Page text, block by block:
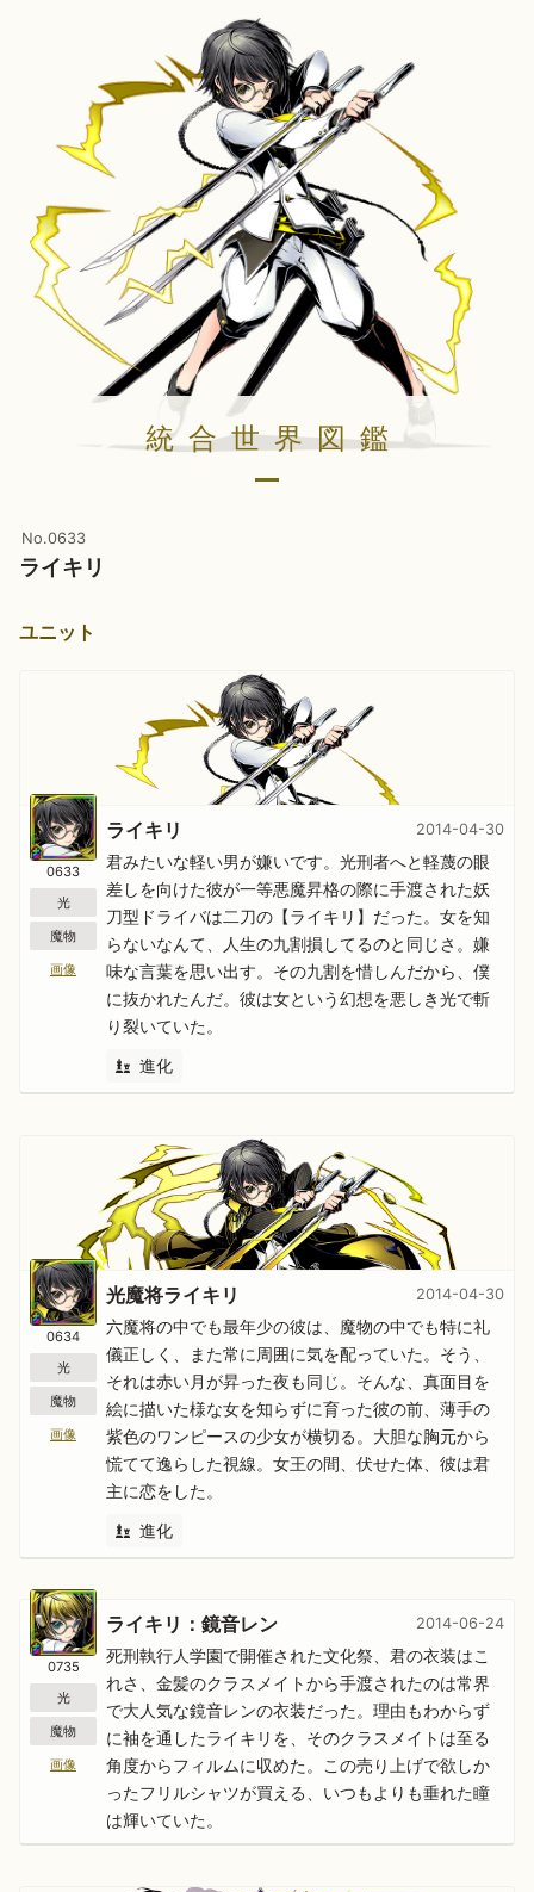
統合世界図鑑
No.0633
ライキリ
ユニット
0633
光
魔物
画像
ライキリ 2014-04-30
君みたいな軽い男が嫌いです。光刑者へと軽蔑の眼
差しを向けた彼が一等悪魔昇格の際に手渡された妖
刀型ドライバは二刀の【ライキリ】だった。女を知
らないなんて、人生の九割損してるのと同じさ。嫌
味な言葉を思い出す。その九割を惜しんだから、僕
に抜かれたんだ。彼は女という幻想を悪しき光で斬
り裂いていた。
進化
0634
光
魔物
画像
光魔将ライキリ 2014-04-30
六魔将の中でも最年少の彼は、魔物の中でも特に礼
儀正しく、また常に周囲に気を配っていた。そう、
それは赤い月が昇った夜も同じ。そんな、真面目を
絵に描いた様な女を知らずに育った彼の前、薄手の
紫色のワンピースの少女が横切る。大胆な胸元から
慌てて逸らした視線。女王の間、伏せた体、彼は君
主に恋をした。
進化
0735
光
魔物
画像
ライキリ：鏡音レン 2014-06-24
死刑執行人学園で開催された文化祭、君の衣装はこ
れさ、金髪のクラスメイトから手渡されたのは常界
で大人気な鏡音レンの衣装だった。理由もわからず
に袖を通したライキリを、そのクラスメイトは至る
角度からフィルムに収めた。この売り上げで欲しか
ったフリルシャツが買える、いつもよりも垂れた瞳
は輝いていた。